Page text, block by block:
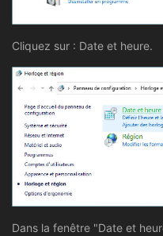
Cliquez sur : Date et heure.
Dans la fenêtre "Date et